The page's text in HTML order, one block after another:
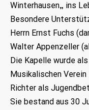
Winterhausen„ ins
Besondere
Herrn Ernst Fuchs
Walter Appenzeller
Die Kapelle wurde
Musikalischen
Richter als
Sie bestand aus 30